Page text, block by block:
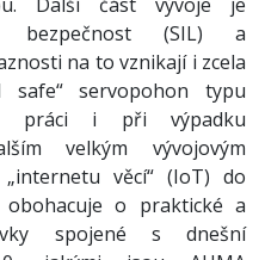
bezpečnost (SIL) a
na to vznikají i zcela
servopohon typu
práci i při výpadku
velkým vývojovým
věcí“ (IoT) do
o praktické a
spojené s dnešní